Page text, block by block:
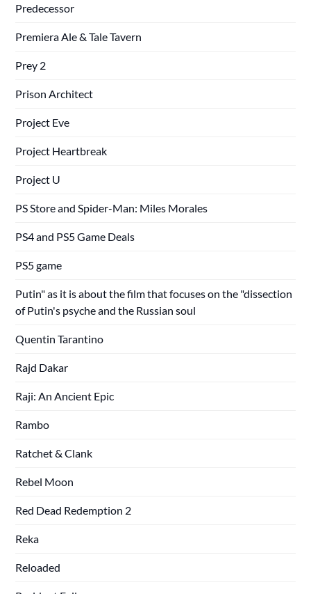
Predecessor
Premiera Ale & Tale Tavern
Prey 2
Prison Architect
Project Eve
Project Heartbreak
Project U
PS Store and Spider-Man: Miles Morales
PS4 and PS5 Game Deals
PS5 game
Putin" as it is about the film that focuses on the "dissection
of Putin's psyche and the Russian soul
Quentin Tarantino
Rajd Dakar
Raji: An Ancient Epic
Rambo
Ratchet & Clank
Rebel Moon
Red Dead Redemption 2
Reka
Reloaded